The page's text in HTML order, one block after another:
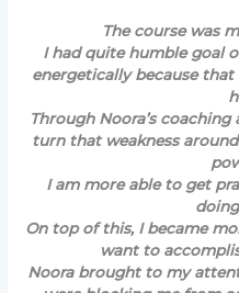
The course was
I had quite humble goal
energetically because that
Through Noora’s
turn that weakness
I am more able to get
On top of this, I became
want to
Noora brought to my